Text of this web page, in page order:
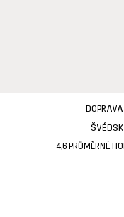
4,6 PRŮMĚRNÉ